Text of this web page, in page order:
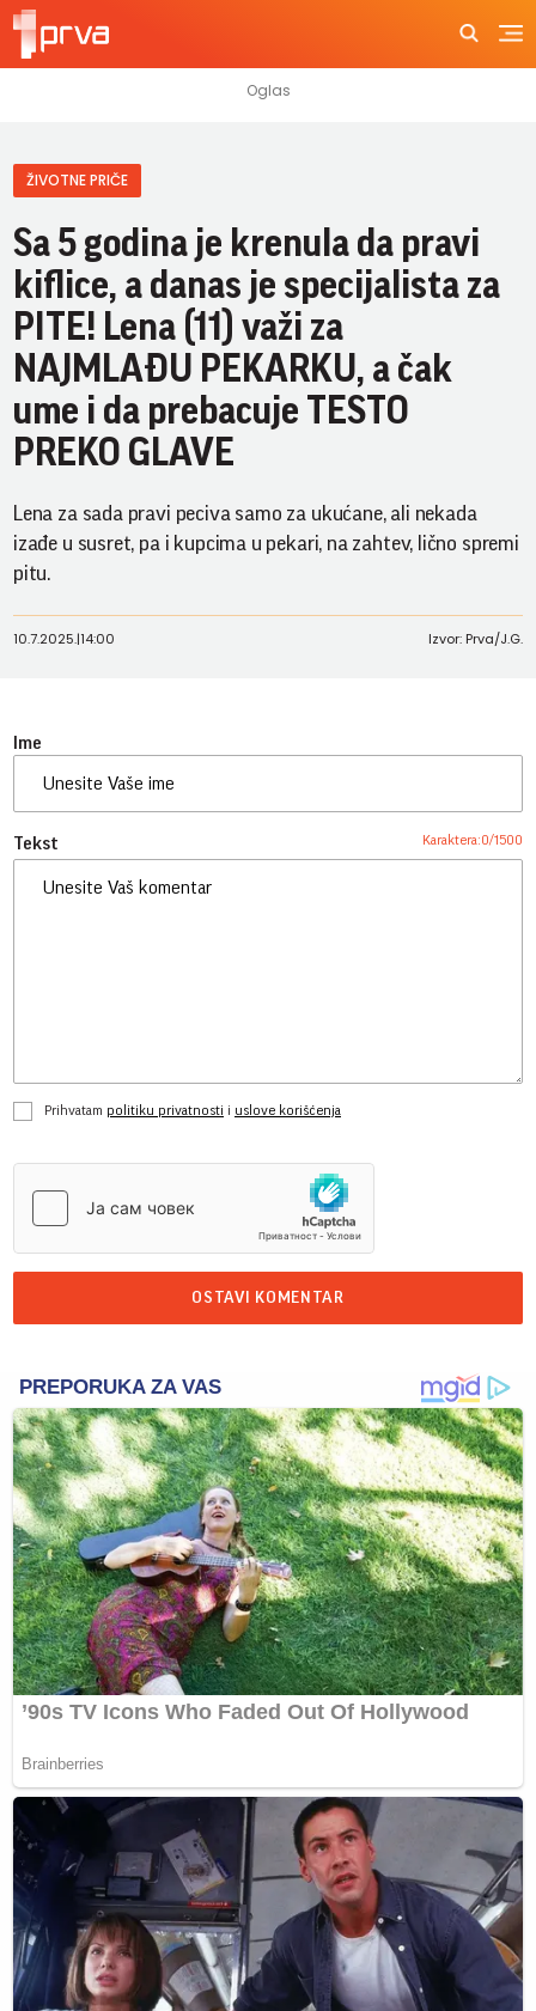
ŽIVOTNE PRIČE
Sa 5 godina je krenula da pravi
kiflice, a danas je specijalista za
PITE! Lena (11) važi za
NAJMLAĐU PEKARKU, a čak
ume i da prebacuje TESTO
PREKO GLAVE
Lena za sada pravi peciva samo za ukućane, ali nekada
izađe u susret, pa i kupcima u pekari, na zahtev, lično spremi
pitu.
10.7.2025.|14:00 Izvor: Prva/J.G.
Ime
Tekst Karaktera:0/1500
Prihvatam politiku privatnosti i uslove korišćenja
OSTAVI KOMENTAR